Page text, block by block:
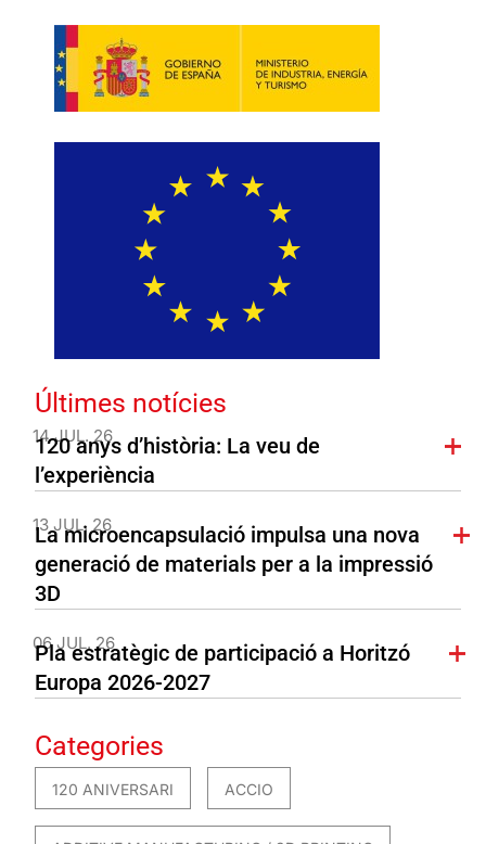
Últimes notícies
14 JUL. 26
120 anys d’història: La veu de
l’experiència
13 JUL. 26
La microencapsulació impulsa una nova
generació de materials per a la impressió
3D
06 JUL. 26
Pla estratègic de participació a Horitzó
Europa 2026-2027
Categories
120 ANIVERSARI ACCIO